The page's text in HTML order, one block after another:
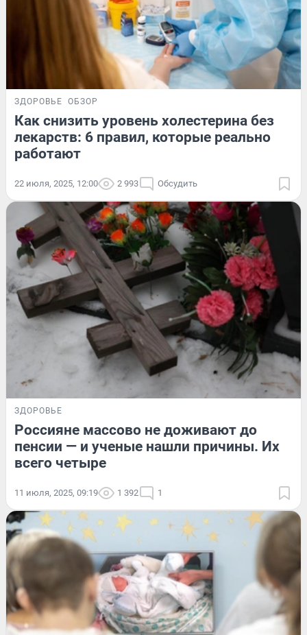
ЗДОРОВЬЕ ОБЗОР
Как снизить уровень холестерина без
лекарств: 6 правил, которые реально
работают
22 июля, 2025, 12:00 2 993 Обсудить
ЗДОРОВЬЕ
Россияне массово не доживают до
пенсии — и ученые нашли причины. Их
всего четыре
11 июля, 2025, 09:19 1 392 1